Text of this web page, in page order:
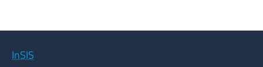
InSIS